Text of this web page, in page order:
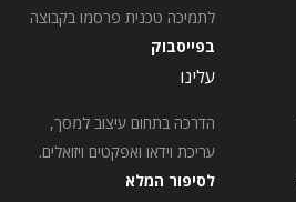
לתמיכה טכנית פרסמו בקבוצה
בפייסבוק
עלינו
הדרכה בתחום עיצוב למסך,
עריכת וידאו ואפקטים ויזואלים.
לסיפור המלא